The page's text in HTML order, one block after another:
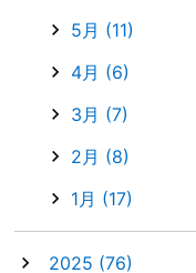
5月 (11)
4月 (6)
3月 (7)
2月 (8)
1月 (17)
2025 (76)